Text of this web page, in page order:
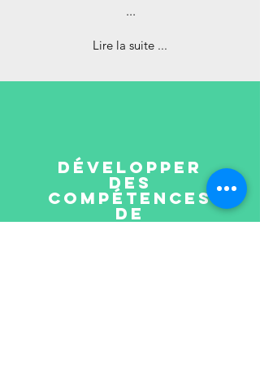
...
Lire la suite ...
développer
des
compétences
de
leadership